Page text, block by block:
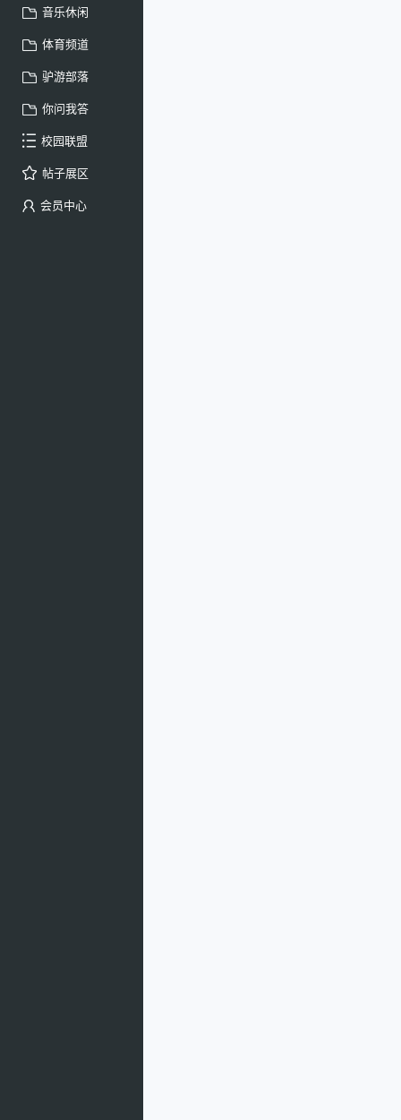
音乐休闲
体育频道
驴游部落
你问我答
校园联盟
帖子展区
会员中心